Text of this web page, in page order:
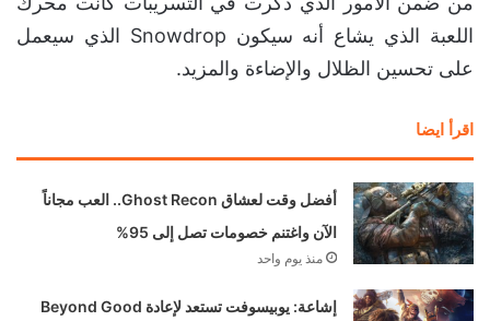
من ضمن الأمور الذي ذكرت في التسريبات كانت محرك
اللعبة الذي يشاع أنه سيكون Snowdrop الذي سيعمل
على تحسين الظلال والإضاءة والمزيد.
اقرأ ايضا
أفضل وقت لعشاق Ghost
Recon.. العب مجاناً الآن
95%